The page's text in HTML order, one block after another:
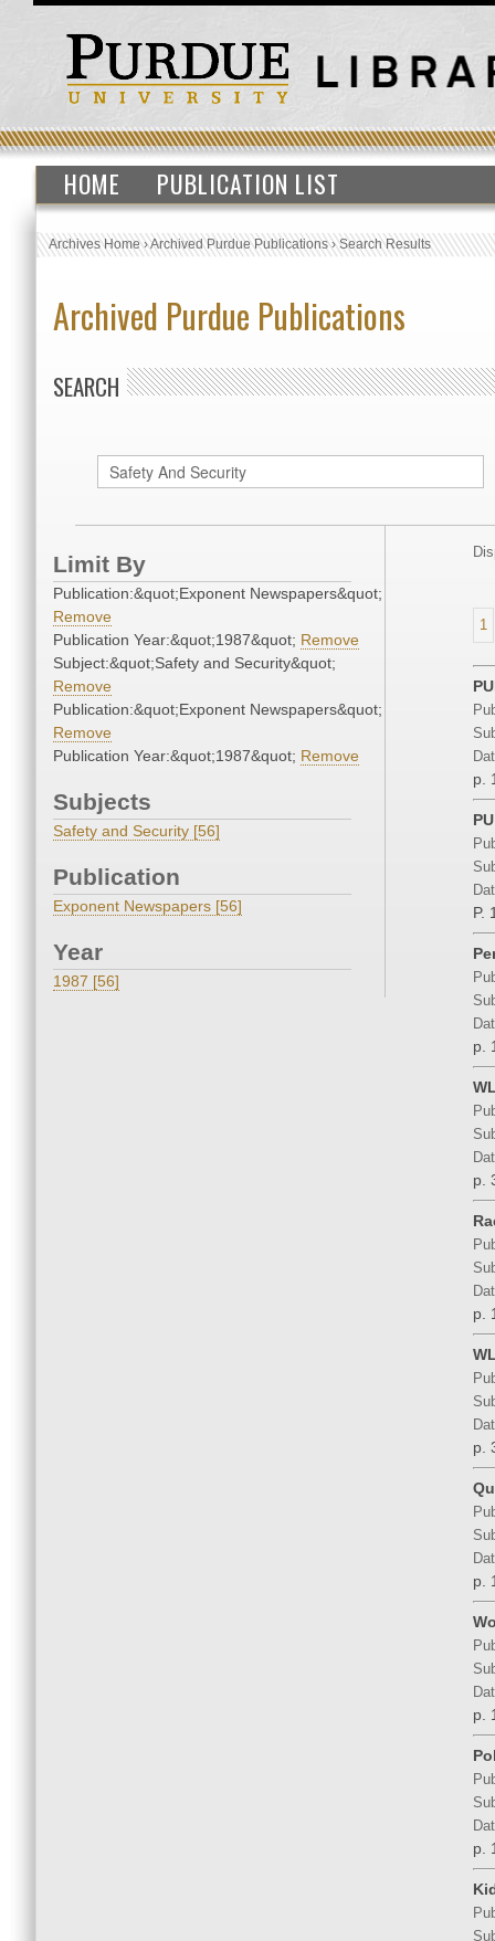
HOME PUBLICATION LIST
Archives Home›Archived Purdue Publications›Search Results
Archived Purdue Publications
SEARCH
Limit By
Publication:&quot;Exponent Newspapers&quot;
Remove
Publication Year:&quot;1987&quot; Remove
Subject:&quot;Safety and Security&quot;
Remove
Publication:&quot;Exponent Newspapers&quot;
Remove
Publication Year:&quot;1987&quot; Remove
Subjects
Safety and Security [56]
Publication
Exponent Newspapers [56]
Year
1987 [56]
1
p.
P.
p.
p.
p.
p.
p.
p.
p.